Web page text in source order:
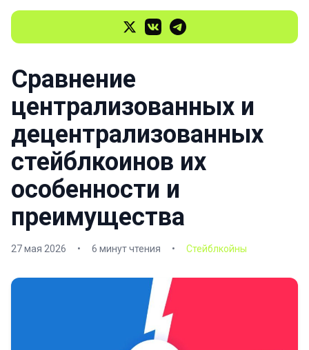
Сравнение
централизованных и
децентрализованных
стейблкоинов их
особенности и
преимущества
27 мая 2026 • 6 минут чтения • Стейблкойны